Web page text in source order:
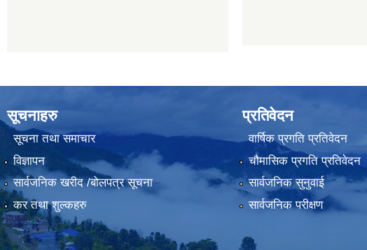
सूचनाहरु
सूचना तथा समाचार
विज्ञापन
सार्वजनिक खरीद /बोलपत्र सूचना
कर तथा शुल्कहरु
प्रतिवेदन
वार्षिक प्रगति प्रतिवेदन
चौमासिक प्रगति प्रतिवेदन
सार्वजनिक सुनुवाई
सार्वजनिक परीक्षण